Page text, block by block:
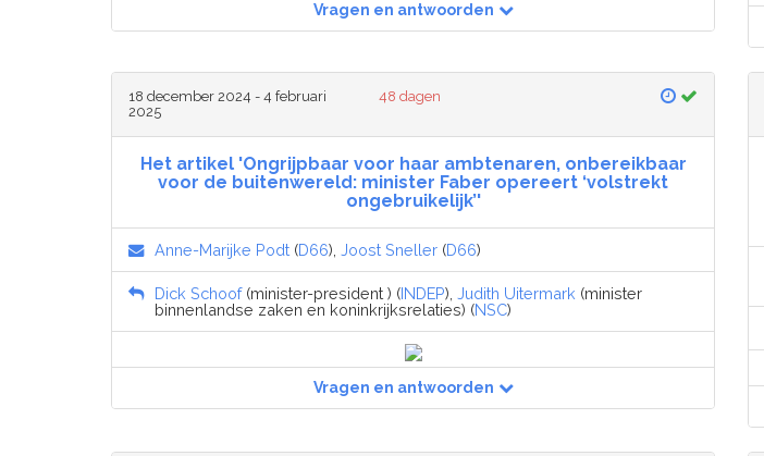
Vragen en antwoorden
18 december 2024 - 4 februari
2025
48 dagen
Het artikel 'Ongrijpbaar voor haar ambtenaren, onbereikbaar
voor de buitenwereld: minister Faber opereert ‘volstrekt
ongebruikelijk’'
Anne-Marijke Podt (D66), Joost Sneller (D66)
Dick Schoof(minister-president ) (INDEP), Judith Uitermark (minister
binnenlandse zaken en koninkrijksrelaties) (NSC)
Vragen en antwoorden